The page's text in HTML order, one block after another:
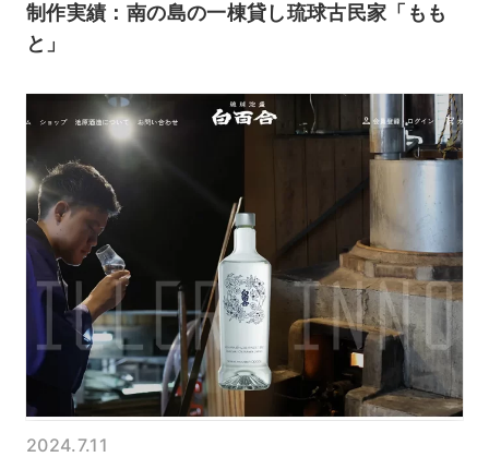
制作実績：南の島の一棟貸し琉球古民家「もも
と」
2024.7.11